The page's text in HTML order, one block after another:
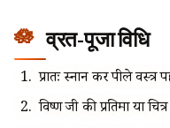
व्रत-पूजा विधि
प्रातः स्नान कर पीले वस्त्र
विष्णु जी की प्रतिमा या